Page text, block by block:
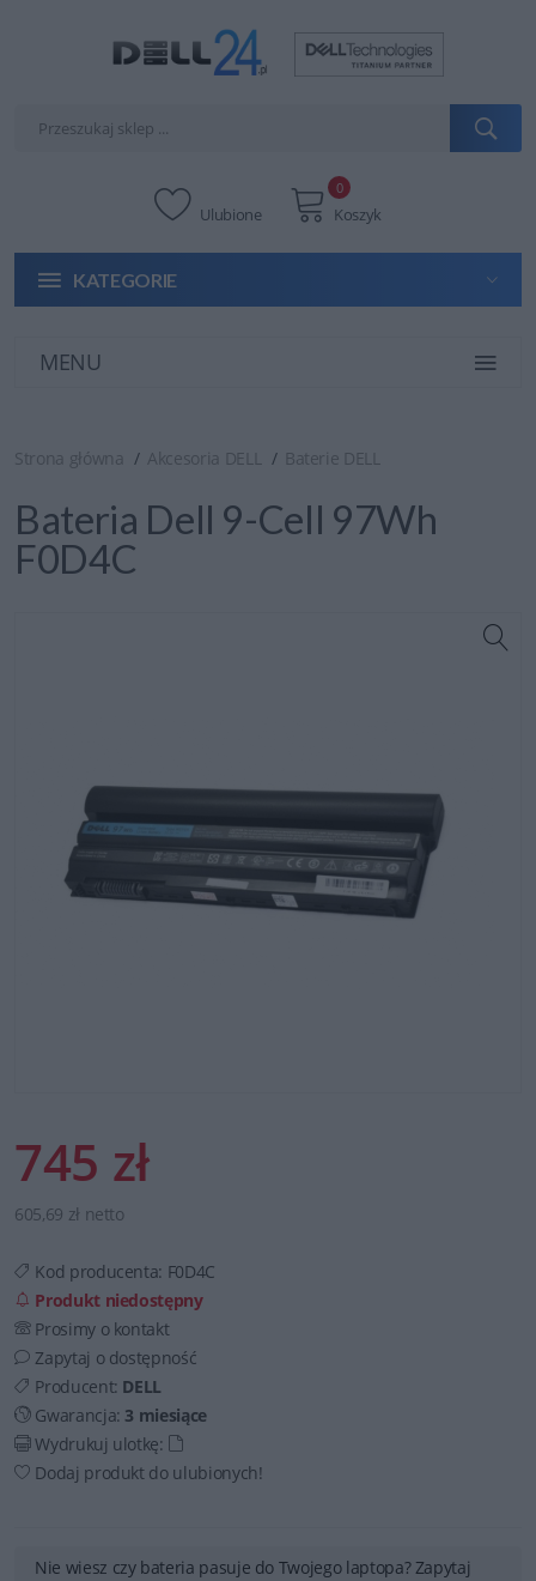
Ulubione Koszyk
0
KATEGORIE
MENU
Strona główna Akcesoria DELL Baterie DELL
Bateria Dell 9-Cell 97Wh
F0D4C
745 zł
605,69 zł netto
Kod producenta: F0D4C
Produkt niedostępny
Prosimy o kontakt
Zapytaj o dostępność
Producent: DELL
Gwarancja:3 miesiące
Wydrukuj ulotkę:
Dodaj produkt do ulubionych!
Nie wiesz czy bateria pasuje do Twojego laptopa? Zapytaj